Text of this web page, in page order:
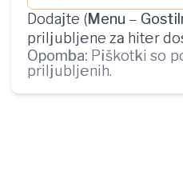
Dodajte (Menu –
priljubljene za hiter
Opomba: Piškotki so
priljubljenih.